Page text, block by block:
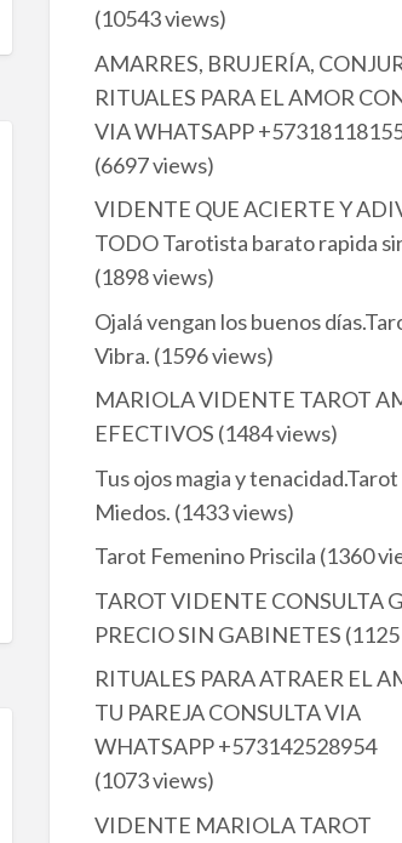
(10543 views)
AMARRES, BRUJERÍA,
RITUALES PARA EL AMOR
VIA WHATSAPP
(6697 views)
VIDENTE QUE ACIERTE Y
TODO Tarotista barato rapida
(1898 views)
Ojalá vengan los buenos
Vibra. (1596 views)
MARIOLA VIDENTE TAROT
EFECTIVOS (1484 views)
Tus ojos magia y
Miedos. (1433 views)
Tarot Femenino Priscila (1360
TAROT VIDENTE CONSULTA
PRECIO SIN GABINETES
RITUALES PARA ATRAER EL
TU PAREJA CONSULTA VIA
WHATSAPP +573142528954
(1073 views)
VIDENTE MARIOLA TAROT